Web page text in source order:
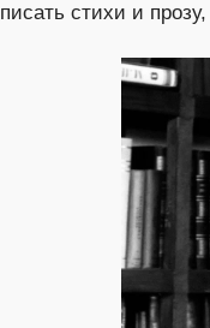
стихи и